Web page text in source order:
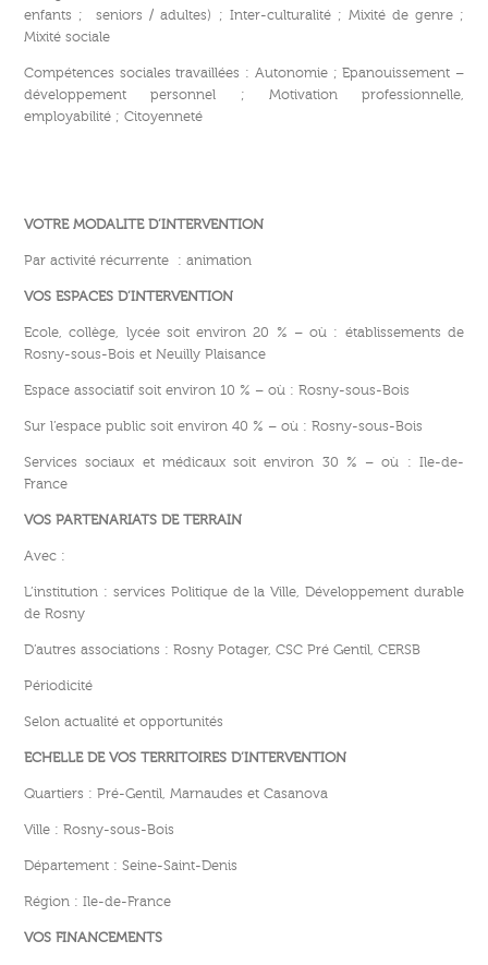
enfants ; seniors / adultes) ; Inter-culturalité ; Mixité de genre ;
Mixité sociale
Compétences sociales travaillées : Autonomie ; Epanouissement –
développement personnel ; Motivation professionnelle,
employabilité ; Citoyenneté
VOTRE MODALITE D’INTERVENTION
Par activité récurrente : animation
VOS ESPACES D’INTERVENTION
Ecole, collège, lycée soit environ 20 % – où : établissements de
Rosny-sous-Bois et Neuilly Plaisance
Espace associatif soit environ 10 % – où : Rosny-sous-Bois
Sur l’espace public soit environ 40 % – où : Rosny-sous-Bois
Services sociaux et médicaux soit environ 30 % – où : Ile-de-
France
VOS PARTENARIATS DE TERRAIN
Avec :
L’institution : services Politique de la Ville, Développement durable
de Rosny
D’autres associations : Rosny Potager, CSC Pré Gentil, CERSB
Périodicité
Selon actualité et opportunités
ECHELLE DE VOS TERRITOIRES D’INTERVENTION
Quartiers : Pré-Gentil, Marnaudes et Casanova
Ville : Rosny-sous-Bois
Département : Seine-Saint-Denis
Région : Ile-de-France
VOS FINANCEMENTS